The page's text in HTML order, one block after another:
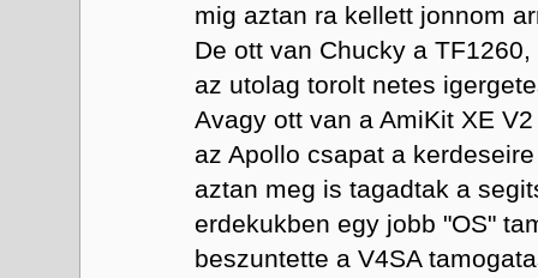
mig aztan ra kellett jonnom
De ott van Chucky a
az utolag torolt netes
Avagy ott van a AmiKit XE
az Apollo csapat a
aztan meg is tagadtak a
erdekukben egy jobb "OS"
beszuntette a V4SA